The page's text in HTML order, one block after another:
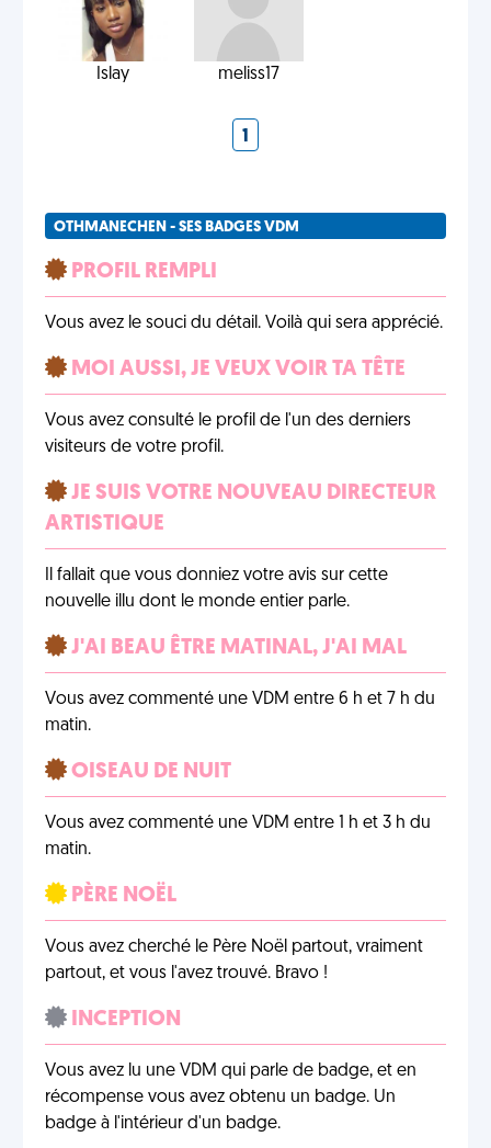
Islay meliss17
1
OTHMANECHEN - SES BADGES VDM
PROFIL REMPLI
Vous avez le souci du détail. Voilà qui sera apprécié.
MOI AUSSI, JE VEUX VOIR TA TÊTE
Vous avez consulté le profil de l'un des derniers
visiteurs de votre profil.
JE SUIS VOTRE NOUVEAU DIRECTEUR
ARTISTIQUE
Il fallait que vous donniez votre avis sur cette
nouvelle illu dont le monde entier parle.
J'AI BEAU ÊTRE MATINAL, J'AI MAL
Vous avez commenté une VDM entre 6 h et 7 h du
matin.
OISEAU DE NUIT
Vous avez commenté une VDM entre 1 h et 3 h du
matin.
PÈRE NOËL
Vous avez cherché le Père Noël partout, vraiment
partout, et vous l'avez trouvé. Bravo !
INCEPTION
Vous avez lu une VDM qui parle de badge, et en
récompense vous avez obtenu un badge. Un
badge à l'intérieur d'un badge.